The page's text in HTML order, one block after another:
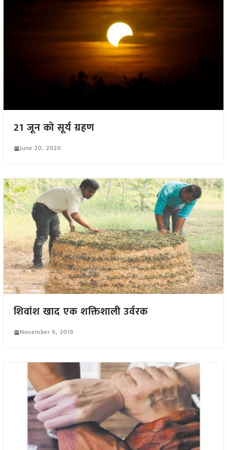
21 जून को सूर्य ग्रहण
June 20, 2020
शिवांश खाद एक शक्तिशाली उर्वरक
November 6, 2019